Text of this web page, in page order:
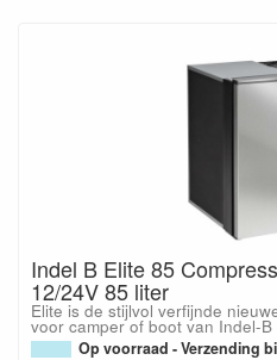
Indel B Elite 85
12/24V 85 liter
Elite is de stijlvol verfijnde
voor camper of boot van Indel-B
Op voorraad - Verzending